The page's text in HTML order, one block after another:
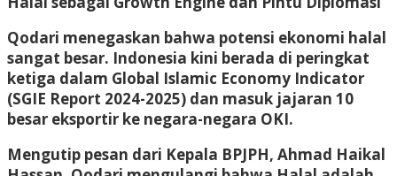
Qodari menegaskan bahwa potensi ekonomi halal
sangat besar. Indonesia kini berada di peringkat
ketiga dalam Global Islamic Economy Indicator
(SGIE Report 2024-2025) dan masuk jajaran 10
besar eksportir ke negara-negara OKI.
Mengutip pesan dari Kepala BPJPH, Ahmad Haikal